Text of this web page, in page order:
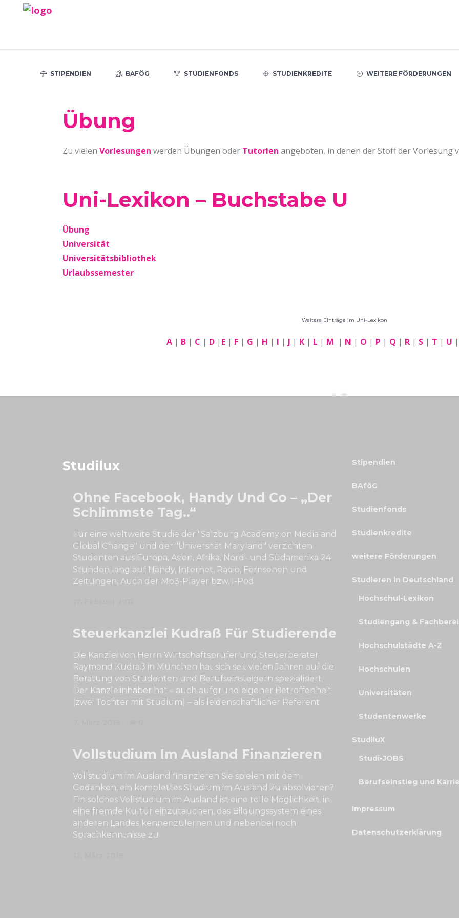
STIPENDIEN BAFÖG STUDIENFONDS STUDIENKREDITE WEITERE FÖRDERUNGEN
Übung
Zu vielen Vorlesungen werden Übungen oder Tutorien angeboten, in denen der Stoff der Vorlesung
Uni-Lexikon – Buchstabe U
Übung
Universität
Universitätsbibliothek
Urlaubssemester
Weitere Einträge im Uni-Lexikon
A| B| C | D| E| F| G | H | I | J | K| L | M | N | O | P | Q | R| S| T | U
Studilux
Ohne Facebook, Handy Und Co – „der
Schlimmste Tag..“
Für eine weltweite Studie der "Salzburg Academy on Media and
Global Change" und der "Universität Maryland" verzichten
Studenten aus Europa, Asien, Afrika, Nord- und Südamerika 24
Stunden lang auf Handy, Internet, Radio, Fernsehen und
Zeitungen. Auch der Mp3-Player bzw. I-Pod
Steuerkanzlei Kudraß Für Studierende
Die Kanzlei von Herrn Wirtschaftsprüfer und Steuerberater
Raymond Kudraß in München hat sich seit vielen Jahren auf die
Beratung von Studenten und Berufseinsteigern spezialisiert.
Der Kanzleiinhaber hat – auch aufgrund eigener Betroffenheit
(zwei Töchter mit Studium) – als leidenschaftlicher Referent
Vollstudium Im Ausland Finanzieren
Vollstudium im Ausland finanzieren Sie spielen mit dem
Gedanken, ein komplettes Studium im Ausland zu absolvieren?
Ein solches Vollstudium im Ausland ist eine tolle Möglichkeit, in
eine fremde Kultur einzutauchen, das Bildungssystem eines
anderen Landes kennenzulernen und nebenbei noch
Sprachkenntnisse zu
Stipendien
BAföG
Studienfonds
Studienkredite
weitere Förderungen
Studieren in Deutschland
Hochschul-Lexikon
Studiengang &
Hochschulstädte A-Z
Hochschulen
Universitäten
Studentenwerke
StudiluX
Studi-JOBS
Berufseinstieg und
Impressum
Datenschutzerklärung